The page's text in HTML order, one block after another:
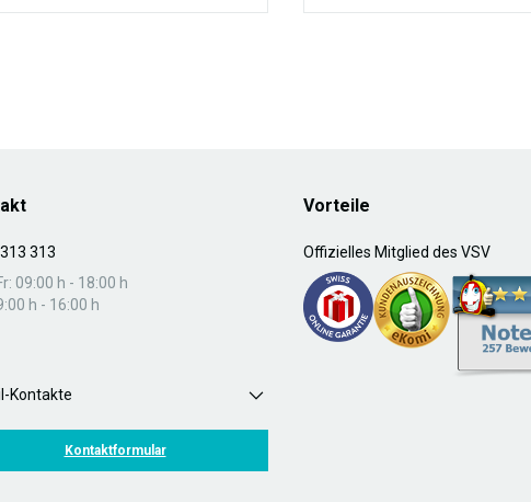
313
09:00 h - 18:00 h
h - 16:00 h
Kontakte
Kontaktformular
Vorteile
Offizielles Mitglied des VSV